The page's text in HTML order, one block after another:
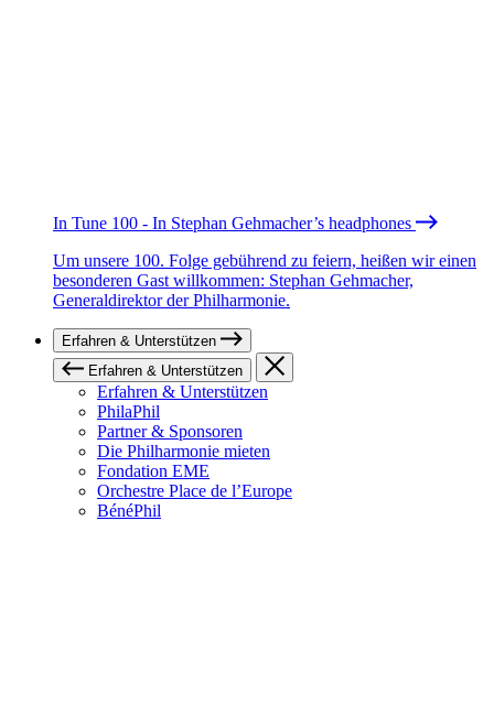
In Tune 100 - In Stephan Gehmacher’s headphones
Um unsere 100. Folge gebührend zu feiern, heißen wir einen
besonderen Gast willkommen: Stephan Gehmacher,
Generaldirektor der Philharmonie.
Erfahren & Unterstützen
Erfahren & Unterstützen
Erfahren & Unterstützen
PhilaPhil
Partner & Sponsoren
Die Philharmonie mieten
Fondation EME
Orchestre Place de l’Europe
BénéPhil